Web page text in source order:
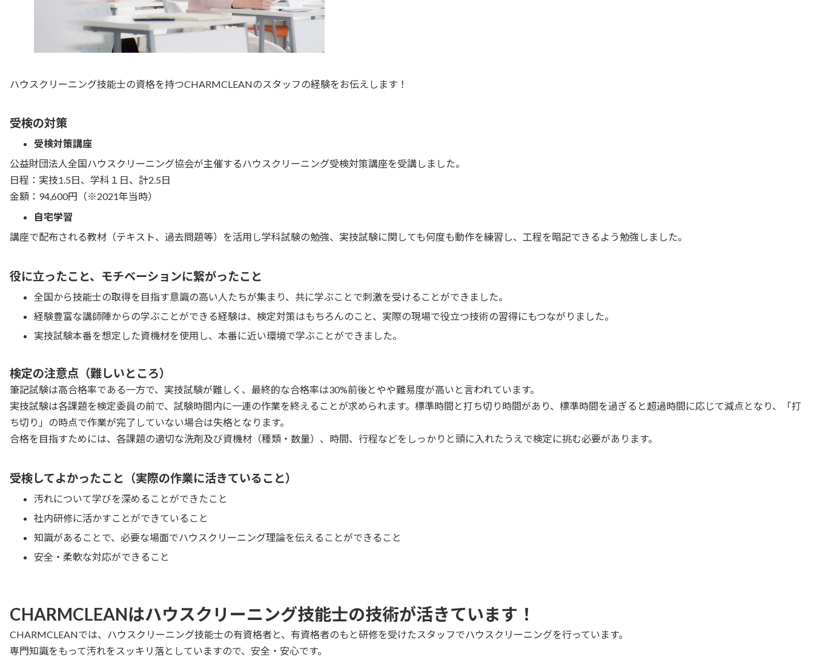
ハウスクリーニング技能士の資格を持つCHARMCLEANのスタッフの経験をお伝えします！
受検の対策
受検対策講座
公益財団法人全国ハウスクリーニング協会が主催するハウスクリーニング受検対策講座を受講しました。
日程：実技1.5日、学科１日、計2.5日
金額：94,600円（※2021年当時）
自宅学習
講座で配布される教材（テキスト、過去問題等）を活用し学科試験の勉強、実技試験に関しても何度も動作を練習し、工程を暗記できるよう勉強しました。
役に立ったこと、モチベーションに繋がったこと
全国から技能士の取得を目指す意識の高い人たちが集まり、共に学ぶことで刺激を受けることができました。
経験豊富な講師陣からの学ぶことができる経験は、検定対策はもちろんのこと、実際の現場で役立つ技術の習得にもつながりました。
実技試験本番を想定した資機材を使用し、本番に近い環境で学ぶことができました。
検定の注意点（難しいところ）
筆記試験は高合格率である一方で、実技試験が難しく、最終的な合格率は30%前後とやや難易度が高いと言われています。
実技試験は各課題を検定委員の前で、試験時間内に一連の作業を終えることが求められます。標準時間と打ち切り時間があり、標準時間を過ぎると超過時間に応じて減点となり、「打
ち切り」の時点で作業が完了していない場合は失格となります。
合格を目指すためには、各課題の適切な洗剤及び資機材（種類・数量）、時間、行程などをしっかりと頭に入れたうえで検定に挑む必要があります。
受検してよかったこと（実際の作業に活きていること）
汚れについて学びを深めることができたこと
社内研修に活かすことができていること
知識があることで、必要な場面でハウスクリーニング理論を伝えることができること
安全・柔軟な対応ができること
CHARMCLEANはハウスクリーニング技能士の技術が活きています！
CHARMCLEANでは、ハウスクリーニング技能士の有資格者と、有資格者のもと研修を受けたスタッフでハウスクリーニングを行っています。
専門知識をもって汚れをスッキリ落としていますので、安全・安心です。